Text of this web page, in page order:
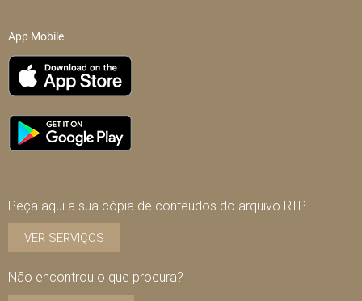
App Mobile
Peça aqui a sua cópia de conteúdos do arquivo RTP
VER SERVIÇOS
Não encontrou o que procura?